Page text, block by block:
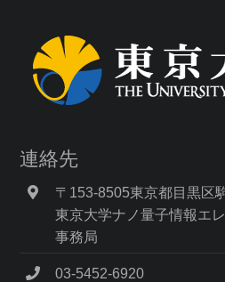
連絡先
〒153-8505東京都目黒区
東京大学ナノ量子情報エ
事務局
03-5452-6920